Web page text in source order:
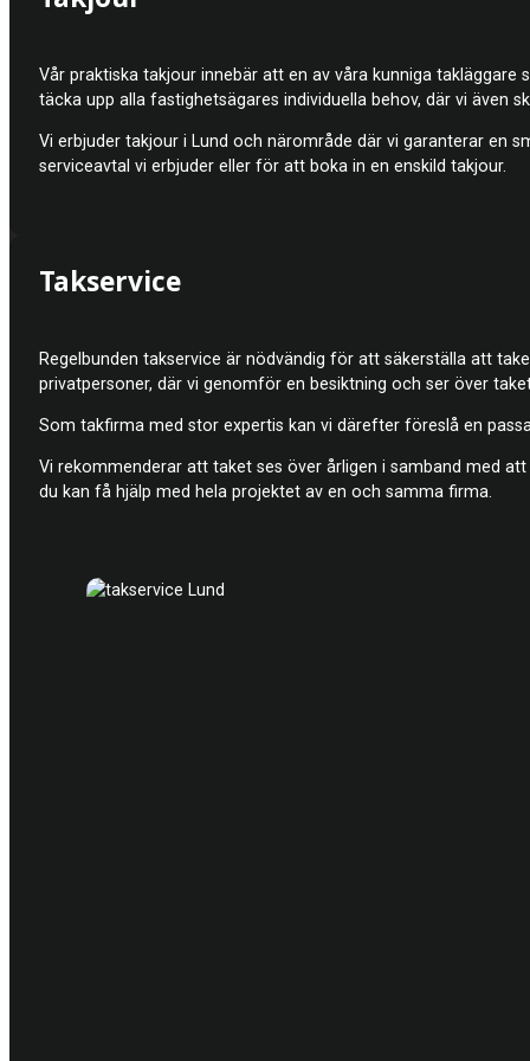
Vår praktiska takjour innebär att en av våra kunniga
täcka upp alla fastighetsägares individuella behov, där vi även
Vi erbjuder takjour i Lund och närområde där vi garanterar en
serviceavtal vi erbjuder eller för att boka in en enskild takjour.
Takservice
Regelbunden takservice är nödvändig för att säkerställa att
privatpersoner, där vi genomför en besiktning och ser över
Som takfirma med stor expertis kan vi därefter föreslå en
Vi rekommenderar att taket ses över årligen i samband med
du kan få hjälp med hela projektet av en och samma firma.